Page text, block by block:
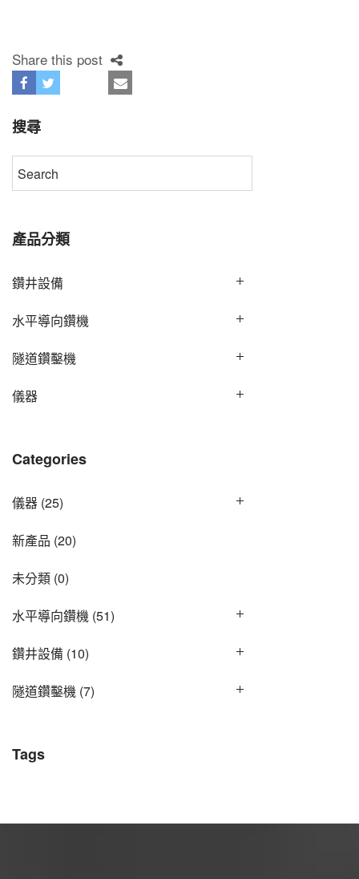
Share this post
搜尋
產品分類
鑽井設備
水平導向鑽機
隧道鑽鑿機
儀器
Categories
儀器 (25)
新產品 (20)
未分類 (0)
水平導向鑽機 (51)
鑽井設備 (10)
隧道鑽鑿機 (7)
Tags